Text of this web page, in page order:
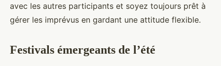
avec les autres participants et soyez toujours prêt à
gérer les imprévus en gardant une attitude flexible.
Festivals émergeants de l’été